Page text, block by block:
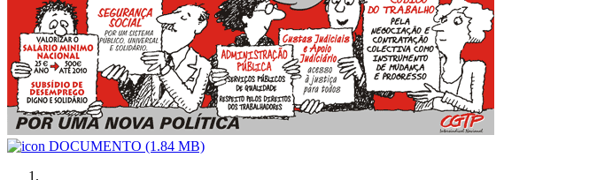
DOCUMENTO (1.84 MB)